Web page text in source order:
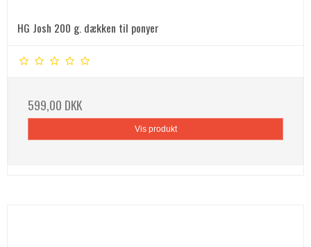
HG Josh 200 g. dækken til ponyer
599,00 DKK
Vis produkt